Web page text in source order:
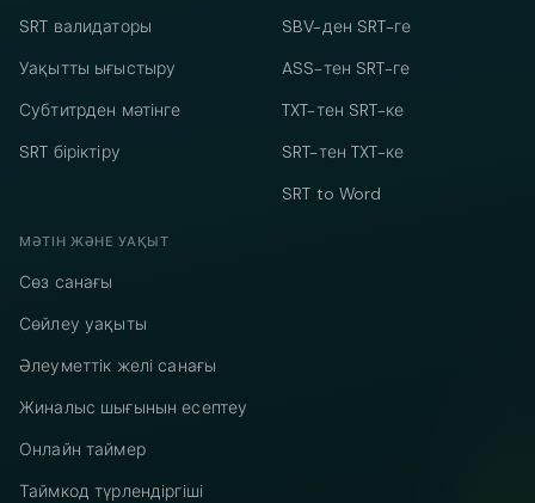
SRT валидаторы
Уақытты ығыстыру
Субтитрден мәтінге
SRT біріктіру
SBV-ден SRT-ге
ASS-тен SRT-ге
TXT-тен SRT-ке
SRT-тен TXT-ке
SRT to Word
МӘТІН ЖӘНЕ УАҚЫТ
Сөз санағы
Сөйлеу уақыты
Әлеуметтік желі санағы
Жиналыс шығынын есептеу
Онлайн таймер
Таймкод түрлендіргіші